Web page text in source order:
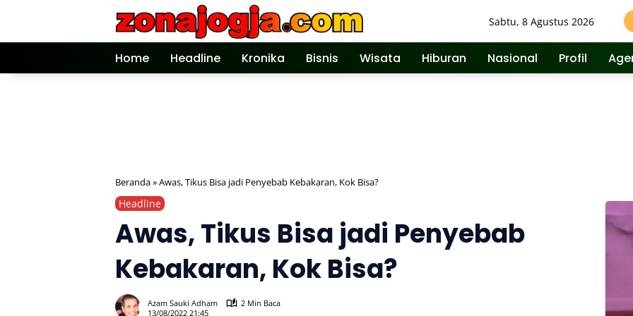
Sabtu, 8 Agustus 2026
Home Headline Kronika Bisnis Wisata Hiburan Nasional Profil
Beranda»Awas, Tikus Bisa jadi Penyebab Kebakaran, Kok Bisa?
Headline
Awas, Tikus Bisa jadi Penyebab
Kebakaran, Kok Bisa?
Azam Sauki Adham
2 Min Baca
13/08/2022 21:45